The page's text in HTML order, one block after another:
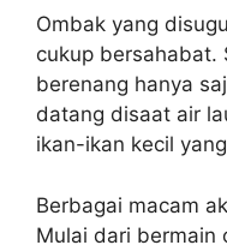
Ombak yang
cukup bersahabat.
berenang hanya
datang disaat air
ikan-ikan kecil
Berbagai macam
Mulai dari bermain